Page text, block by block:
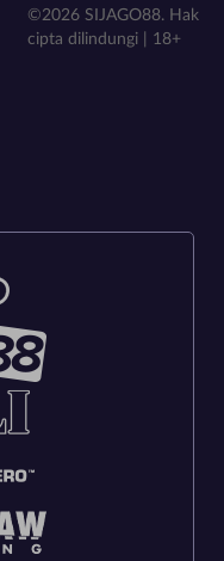
©2026 SIJAGO88. Hak
cipta dilindungi | 18+